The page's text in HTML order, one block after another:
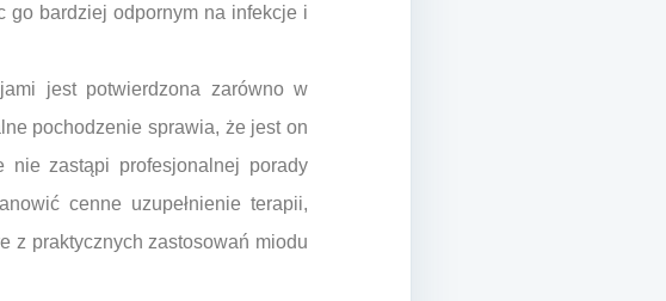
go bardziej odpornym na infekcje i
jest potwierdzona zarówno w
pochodzenie sprawia, że jest on
nie zastąpi profesjonalnej porady
cenne uzupełnienie terapii,
z praktycznych zastosowań miodu